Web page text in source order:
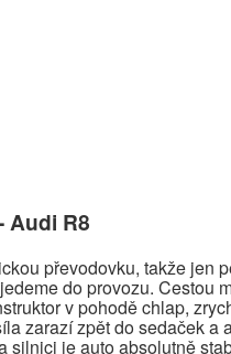
Audi R8
převodovku, takže jen
do provozu. Cestou
v pohodě chlap,
zarazí zpět do sedaček a
silnici je auto absolutně